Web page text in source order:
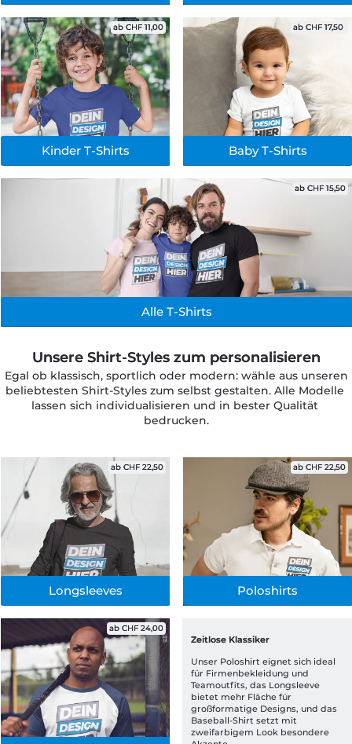
ab CHF 11,00
Kinder T-Shirts
ab CHF 17,50
Baby T-Shirts
ab CHF 15,50
Alle T-Shirts
Unsere Shirt-Styles zum personalisieren
Egal ob klassisch, sportlich oder modern: wähle aus unseren
beliebtesten Shirt-Styles zum selbst gestalten. Alle Modelle
lassen sich individualisieren und in bester Qualität
bedrucken.
ab CHF 22,50
Longsleeves
ab CHF 24,00
ab CHF 22,50
Poloshirts
Zeitlose Klassiker
Unser Poloshirt eignet sich ideal
für Firmenbekleidung und
Teamoutfits, das Longsleeve
bietet mehr Fläche für
großformatige Designs, und das
Baseball-Shirt setzt mit
zweifarbigem Look besondere